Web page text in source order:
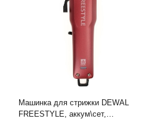
Машинка для стрижки DEWAL
FREESTYLE, аккум\сет,